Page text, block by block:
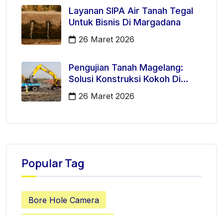
Layanan SIPA Air Tanah Tegal
Untuk Bisnis Di Margadana
26 Maret 2026
Pengujian Tanah Magelang:
Solusi Konstruksi Kokoh Di
Mertoyudan
26 Maret 2026
Popular Tag
Bore Hole Camera